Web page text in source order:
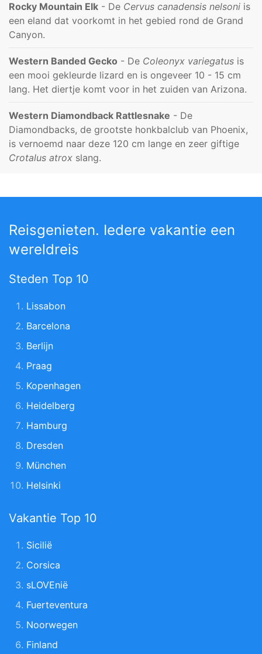
Rocky Mountain Elk - De Cervus canadensis nelsoni is
een eland dat voorkomt in het gebied rond de Grand
Canyon.
Western Banded Gecko - De Coleonyx variegatus is
een mooi gekleurde lizard en is ongeveer 10 - 15 cm
lang. Het diertje komt voor in het zuiden van Arizona.
Western Diamondback Rattlesnake - De
Diamondbacks, de grootste honkbalclub van Phoenix,
is vernoemd naar deze 120 cm lange en zeer giftige
Crotalus atrox slang.
Reisgenieten. Iedere vakantie een
wereldreis
Steden Top 10
Lissabon
Barcelona
Berlijn
Praag
Kopenhagen
Heidelberg
Hamburg
Dresden
München
Helsinki
Vakantie Top 10
Sicilië
Corsica
sLOVEnië
Fuerteventura
Noorwegen
Finland